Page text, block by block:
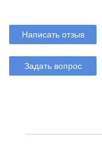
Написать отзыв
Задать вопрос